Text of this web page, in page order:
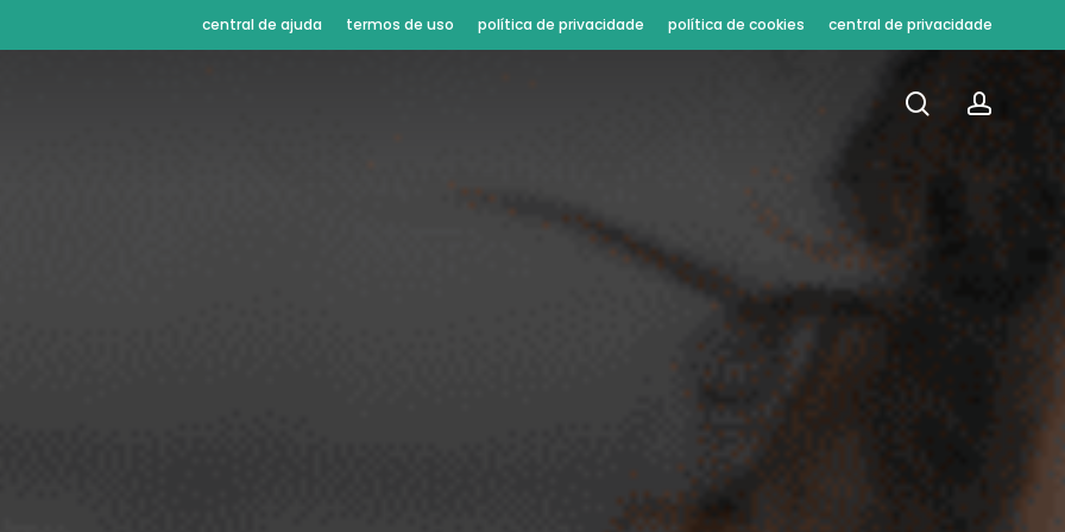
central de ajuda termos de uso política de privacidade política de cookies central de privacidade
procuraconta